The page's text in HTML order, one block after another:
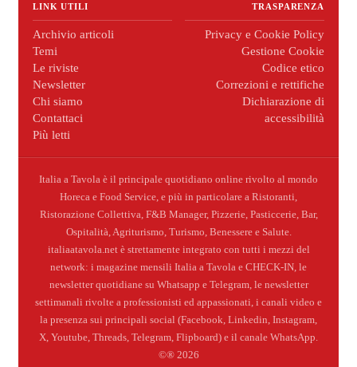
LINK UTILI
Archivio articoli
Temi
Le riviste
Newsletter
Chi siamo
Contattaci
Più letti
TRASPARENZA
Privacy e Cookie Policy
Gestione Cookie
Codice etico
Correzioni e rettifiche
Dichiarazione di
accessibilità
Italia a Tavola è il principale quotidiano online rivolto al mondo
Horeca e Food Service, e più in particolare a Ristoranti,
Ristorazione Collettiva, F&B Manager, Pizzerie, Pasticcerie, Bar,
Ospitalità, Agriturismo, Turismo, Benessere e Salute.
italiaatavola.net è strettamente integrato con tutti i mezzi del
network: i magazine mensili Italia a Tavola e CHECK-IN, le
newsletter quotidiane su Whatsapp e Telegram, le newsletter
settimanali rivolte a professionisti ed appassionati, i canali video e
la presenza sui principali social (Facebook, Linkedin, Instagram,
X, Youtube, Threads, Telegram, Flipboard) e il canale WhatsApp.
©® 2026